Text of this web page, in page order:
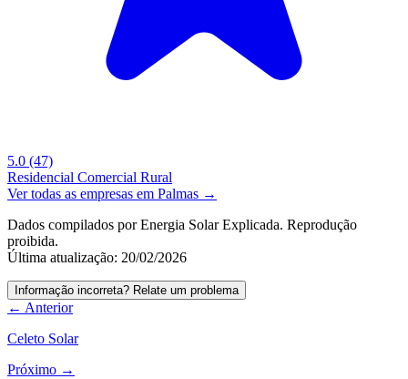
5.0 (47)
Residencial Comercial Rural
Ver todas as empresas em Palmas →
Dados compilados por Energia Solar Explicada. Reprodução
proibida.
Última atualização: 20/02/2026
Informação incorreta? Relate um problema
← Anterior
Celeto Solar
Próximo →